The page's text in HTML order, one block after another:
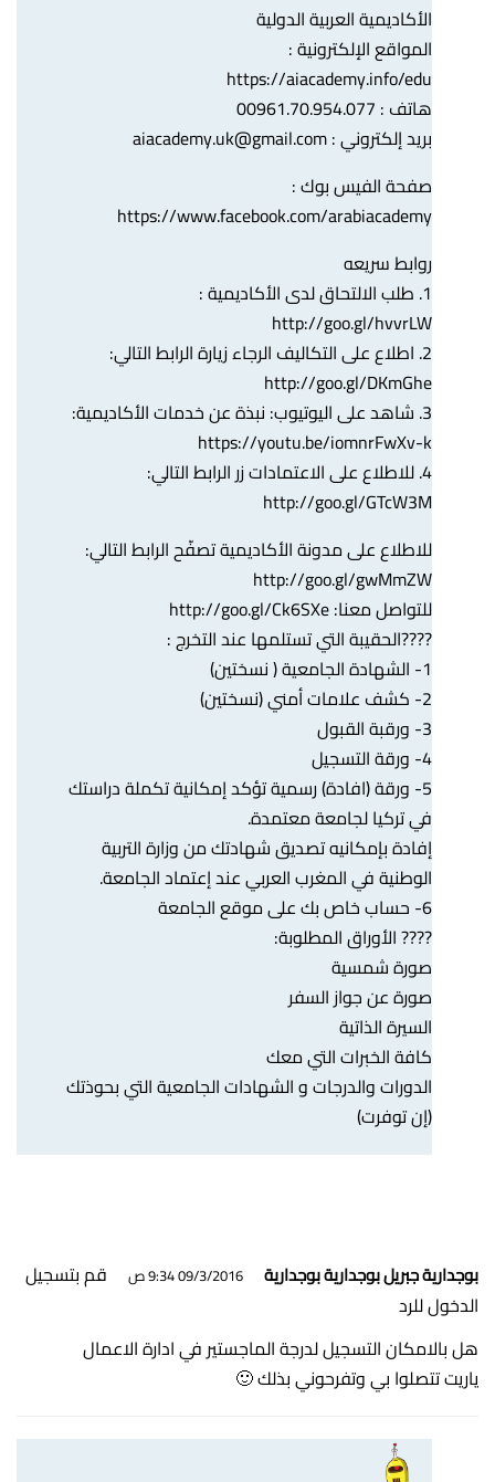
الأكاديمية العربية الدولية
المواقع الإلكترونية :
https://aiacademy.info/edu
هاتف : 00961.70.954.077
بريد إلكتروني :aiacademy.uk@gmail.com
صفحة الفيس بوك :
https://www.facebook.com/arabiacademy
روابط سريعه
1. طلب الالتحاق لدى الأكاديمية :
http://goo.gl/hvvrLW
2. اطلاع على التكاليف الرجاء زيارة الرابط التالي:
http://goo.gl/DKmGhe
3. شاهد على اليوتيوب: نبذة عن خدمات الأكاديمية:
https://youtu.be/iomnrFwXv-k
4. للاطلاع على الاعتمادات زر الرابط التالي:
http://goo.gl/GTcW3M
للاطلاع على مدونة الأكاديمية تصفّح الرابط التالي:
http://goo.gl/gwMmZW
للتواصل معنا:http://goo.gl/Ck6SXe
????الحقيبة التي تستلمها عند التخرج :
1- الشهادة الجامعية ( نسختين)
2- كشف علامات أمني (نسختين)
3- ورقبة القبول
4- ورقة التسجيل
5- ورقة (افادة) رسمية تؤكد إمكانية تكملة دراستك
في تركيا لجامعة معتمدة.
إفادة بإمكانيه تصديق شهادتك من وزارة التربية
الوطنية في المغرب العربي عند إعتماد الجامعة.
6- حساب خاص بك على موقع الجامعة
???? الأوراق المطلوبة:
صورة شمسية
صورة عن جواز السفر
السيرة الذاتية
كافة الخبرات التي معك
الدورات والدرجات و الشهادات الجامعية التي بحوذتك
(إن توفرت)
بوجدارية جبريل بوجدارية بوجدارية 09/3/2016 9:34 ص
قم بتسجيل
الدخول للرد
هل بالامكان التسجيل لدرجة الماجستير في ادارة الاعمال
ياريت تتصلوا بي وتفرحوني بذلك 🙂